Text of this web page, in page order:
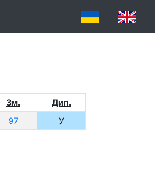
Зм.
Дип.
97 У